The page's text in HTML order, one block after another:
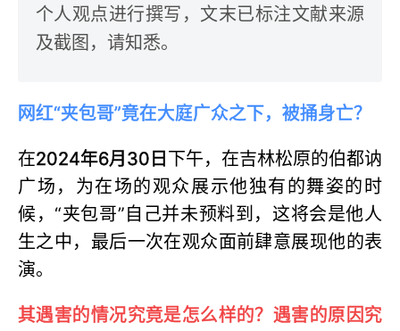
个人观点进行撰写，文末已标注文献来源
及截图，请知悉。
网红“夹包哥”竟在大庭广众之下，被捅身亡？
在2024年6月30日 下午，在吉林松原的伯都讷
广场，为在场的观众展示他独有的舞姿的时
候，“夹包哥”自己并未预料到，这将会是他人
生之中，最后一次在观众面前肆意展现他的表
演。
其遇害的情况究竟是怎么样的？遇害的原因究